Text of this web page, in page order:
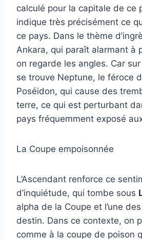
calculé pour la capitale de ce
indique très précisément ce
ce pays. Dans le thème
Ankara, qui paraît alarmant à
on regarde les angles. Car
se trouve Neptune, le féroce
Poséidon, qui cause des
terre, ce qui est perturbant
pays fréquemment exposé
La Coupe empoisonnée
L’Ascendant renforce ce
d’inquiétude, qui tombe sous
alpha de la Coupe et l’une
destin. Dans ce contexte, on
comme à la coupe de poison